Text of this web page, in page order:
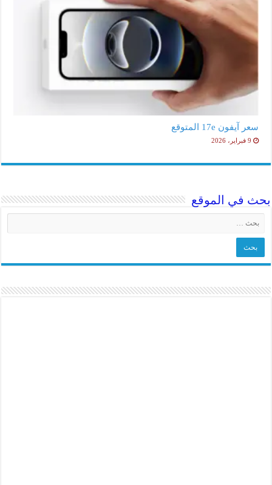
سعر آيفون 17e المتوقع
9 فبراير، 2026
بحث في الموقع